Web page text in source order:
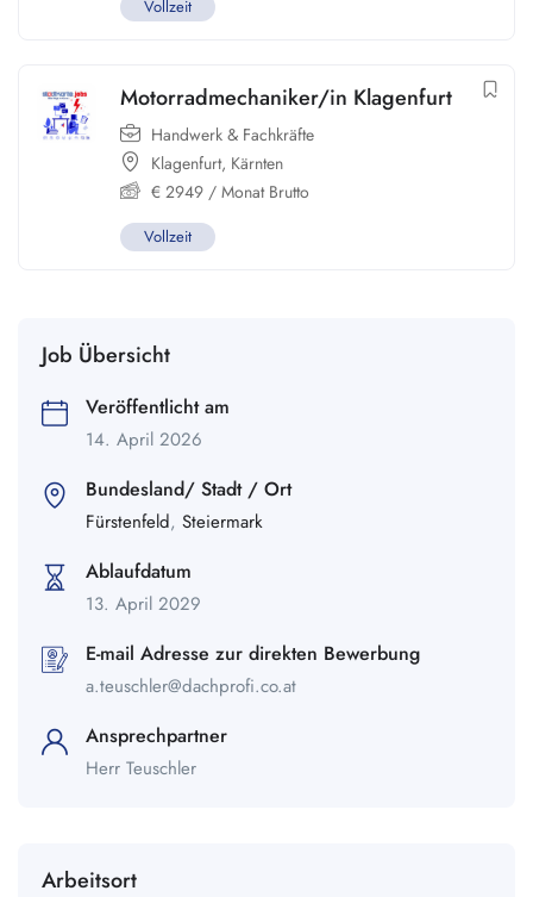
Vollzeit
Motorradmechaniker/in Klagenfurt
Handwerk & Fachkräfte
Klagenfurt, Kärnten
€ 2949 / Monat Brutto
Vollzeit
Job Übersicht
Veröffentlicht am
14. April 2026
Bundesland/ Stadt / Ort
Fürstenfeld, Steiermark
Ablaufdatum
13. April 2029
E-mail Adresse zur direkten Bewerbung
a.teuschler@dachprofi.co.at
Ansprechpartner
Herr Teuschler
Arbeitsort